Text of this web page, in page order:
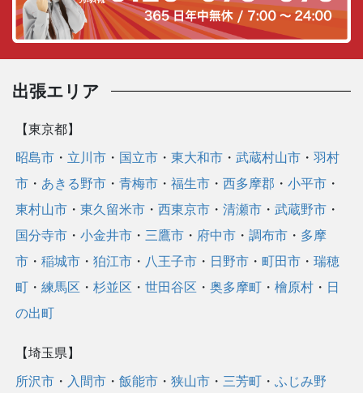
リ
ー
出張エリア
【東京都】
昭島市 ・ 立川市 ・ 国立市 ・東大和市 ・武蔵村山市 ・羽村
市 ・ あきる野市 ・青梅市 ・福生市 ・西多摩郡 ・小平市 ・
東村山市 ・東久留米市 ・西東京市 ・清瀬市 ・武蔵野市 ・
国分寺市 ・小金井市 ・ 三鷹市 ・ 府中市 ・調布市 ・ 多摩
市 ・稲城市 ・狛江市 ・ 八王子市 ・ 日野市 ・町田市 ・瑞穂
町 ・練馬区 ・杉並区 ・世田谷区 ・奥多摩町 ・檜原村 ・ 日
の出町
【埼玉県】
所沢市 ・ 入間市 ・飯能市 ・狭山市 ・ 三芳町 ・ふじみ野